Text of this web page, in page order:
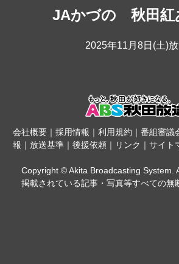
JAかづの 秋田紅
2025年11月8日(土)
会社概要｜ 採用情報 ｜ 利用規約 ｜ 番組審議
報 ｜ 放送基準 ｜ 後援依頼 ｜ リンク ｜ サイト
Copyright © Akita Broadcasting System.
掲載されている記事・写真等すべての無